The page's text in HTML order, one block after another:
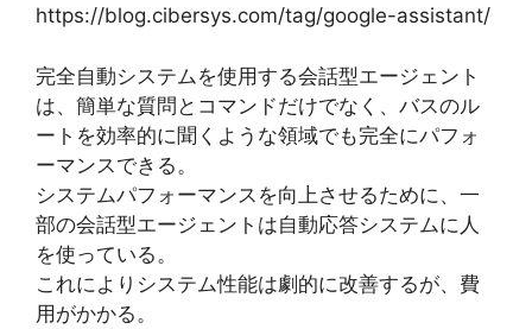
https://blog.cibersys.com/tag/google-assistant/
完全自動システムを使用する会話型エージェント
は、簡単な質問とコマンドだけでなく、バスのル
ートを効率的に聞くような領域でも完全にパフォ
ーマンスできる。
システムパフォーマンスを向上させるために、一
部の会話型エージェントは自動応答システムに人
を使っている。
これによりシステム性能は劇的に改善するが、費
用がかかる。